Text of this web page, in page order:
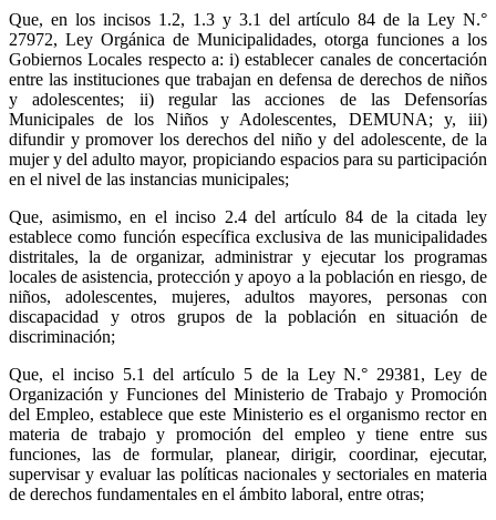
Que, en los incisos 1.2, 1.3 y 3.1 del artículo 84 de la Ley N.°
27972, Ley Orgánica de Municipalidades, otorga funciones a los
Gobiernos Locales respecto a: i) establecer canales de concertación
entre las instituciones que trabajan en defensa de derechos de niños
y adolescentes; ii) regular las acciones de las Defensorías
Municipales de los Niños y Adolescentes, DEMUNA; y, iii)
difundir y promover los derechos del niño y del adolescente, de la
mujer y del adulto mayor, propiciando espacios para su participación
en el nivel de las instancias municipales;
Que, asimismo, en el inciso 2.4 del artículo 84 de la citada ley
establece como función específica exclusiva de las municipalidades
distritales, la de organizar, administrar y ejecutar los programas
locales de asistencia, protección y apoyo a la población en riesgo, de
niños, adolescentes, mujeres, adultos mayores, personas con
discapacidad y otros grupos de la población en situación de
discriminación;
Que, el inciso 5.1 del artículo 5 de la Ley N.° 29381, Ley de
Organización y Funciones del Ministerio de Trabajo y Promoción
del Empleo, establece que este Ministerio es el organismo rector en
materia de trabajo y promoción del empleo y tiene entre sus
funciones, las de formular, planear, dirigir, coordinar, ejecutar,
supervisar y evaluar las políticas nacionales y sectoriales en materia
de derechos fundamentales en el ámbito laboral, entre otras;